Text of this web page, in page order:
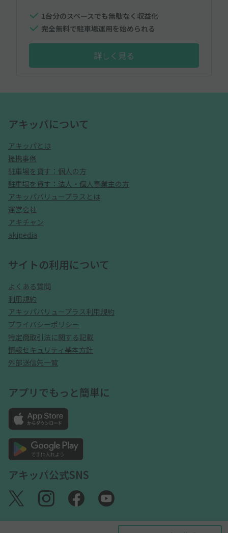
1台分のスペースでも無駄なく収益化
完全無料で駐車場運用を始められる
詳しく見る
アキッパについて
アキッパとは
提携事例
駐車場を貸す：個人の方
駐車場を貸す：法人・個人事業主の方
アキッパバリュープラスとは
運営会社
アキチャン
akipedia
サイトの利用について
よくある質問
利用規約
アキッパバリュープラス利用規約
プライバシーポリシー
特定商取引法に関する記載
情報セキュリティ基本方針
外部送信先一覧
アプリでもっと簡単に
アキッパ公式SNS